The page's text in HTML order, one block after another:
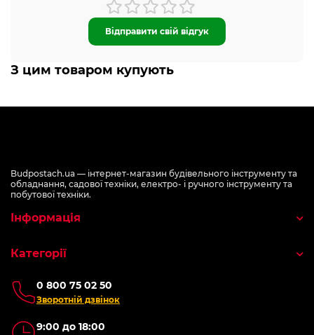
Відправити свій відгук
З цим товаром купують
Budpostach.ua — інтернет-магазин будівельного інструменту та
обладнання, садової техніки, електро- і ручного інструменту та
побутової техніки.
0 800 75 02 50
Зворотній дзвінок
9:00 до 18:00
Інформація
Категорії